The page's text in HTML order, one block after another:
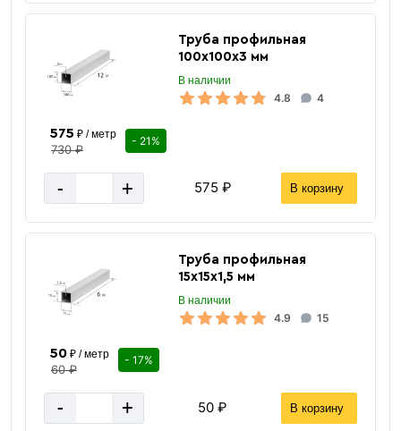
Труба профильная
100х100х3 мм
В наличии
4.8 4
575 ₽ / метр
730 ₽
- 21%
- + 575 ₽ В корзину
Труба профильная
15х15х1,5 мм
В наличии
4.9 15
50₽ / метр
60 ₽
- 17%
- + 50 ₽ В корзину